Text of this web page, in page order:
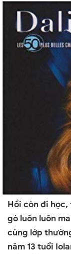
Hồi còn đi học,
gò luôn luôn
cùng lớp
năm 13 tuổi